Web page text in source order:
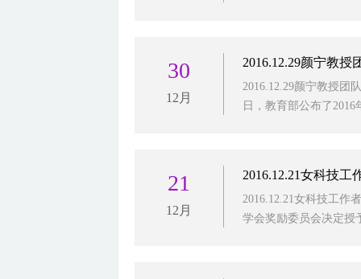
30
12月
2016.12.29颜宁教授
2016.12.29颜宁教授团
日，教育部公布了2016
21
12月
2016.12.21女科技工
2016.12.21女科技工作
学会奖励委员会决定授